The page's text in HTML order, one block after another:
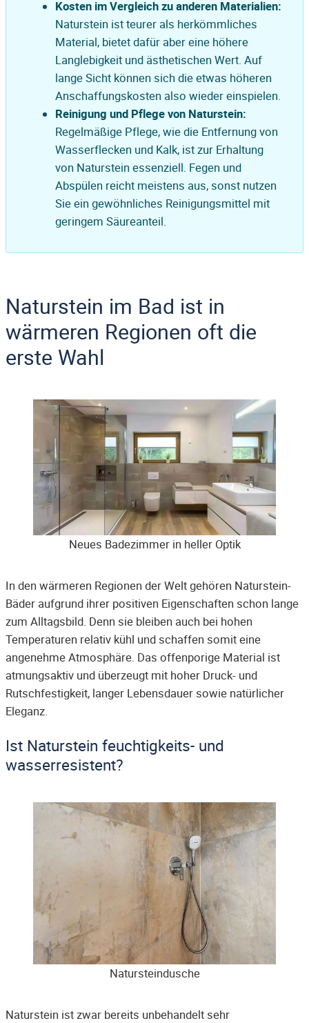
Kosten im Vergleich zu anderen Materialien:
Naturstein ist teurer als herkömmliches
Material, bietet dafür aber eine höhere
Langlebigkeit und ästhetischen Wert. Auf
lange Sicht können sich die etwas höheren
Anschaffungskosten also wieder einspielen.
Reinigung und Pflege von Naturstein:
Regelmäßige Pflege, wie die Entfernung von
Wasserflecken und Kalk, ist zur Erhaltung
von Naturstein essenziell. Fegen und
Abspülen reicht meistens aus, sonst nutzen
Sie ein gewöhnliches Reinigungsmittel mit
geringem Säureanteil.
Naturstein im Bad ist in
wärmeren Regionen oft die
erste Wahl
Neues Badezimmer in heller Optik
In den wärmeren Regionen der Welt gehören Naturstein-
Bäder aufgrund ihrer positiven Eigenschaften schon lange
zum Alltagsbild. Denn sie bleiben auch bei hohen
Temperaturen relativ kühl und schaffen somit eine
angenehme Atmosphäre. Das offenporige Material ist
atmungsaktiv und überzeugt mit hoher Druck- und
Rutschfestigkeit, langer Lebensdauer sowie natürlicher
Eleganz.
Ist Naturstein feuchtigkeits- und
wasserresistent?
Natursteindusche
Naturstein ist zwar bereits unbehandelt sehr